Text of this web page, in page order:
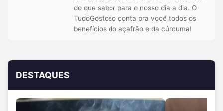
do que sabor para o nosso dia a dia. O
TudoGostoso conta pra você todos os
benefícios do açafrão e da cúrcuma!
DESTAQUES